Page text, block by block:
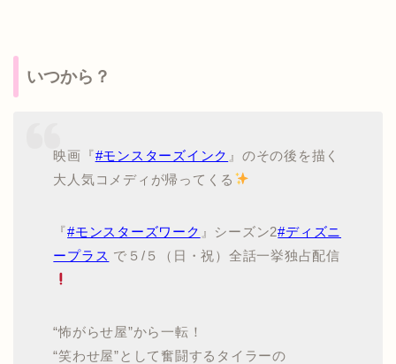
いつから？
映画『#モンスターズインク 』のその後を描く
大人気コメディが帰ってくる
『#モンスターズワーク 』シーズン2#ディズニ
ープラス で５/５（日・祝）全話一挙独占配信
“怖がらせ屋”から一転！
“笑わせ屋”として奮闘するタイラーの